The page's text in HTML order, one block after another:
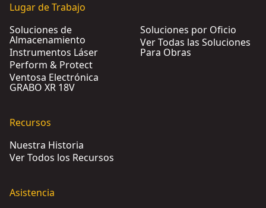
Lugar de Trabajo
Soluciones de
Almacenamiento
Instrumentos Láser
Perform & Protect
Ventosa Electrónica
GRABO XR 18V
Soluciones por Oficio
Ver Todas las Soluciones
Para Obras
Recursos
Nuestra Historia
Ver Todos los Recursos
Asistencia